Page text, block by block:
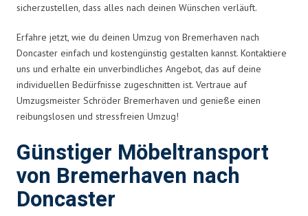
sicherzustellen, dass alles nach deinen Wünschen verläuft.
Erfahre jetzt, wie du deinen Umzug von Bremerhaven nach
Doncaster einfach und kostengünstig gestalten kannst. Kontaktiere
uns und erhalte ein unverbindliches Angebot, das auf deine
individuellen Bedürfnisse zugeschnitten ist. Vertraue auf
Umzugsmeister Schröder Bremerhaven und genieße einen
reibungslosen und stressfreien Umzug!
Günstiger Möbeltransport
von Bremerhaven nach
Doncaster